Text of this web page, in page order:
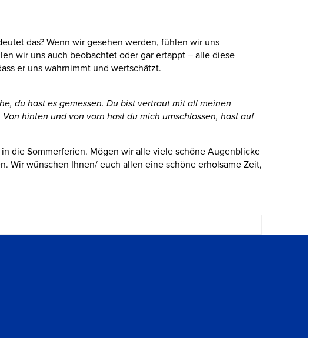
das? Wenn wir gesehen werden, fühlen wir uns
wir uns auch beobachtet oder gar ertappt – alle diese
er uns wahrnimmt und wertschätzt.
du hast es gemessen. Du bist vertraut mit all meinen
hinten und von vorn hast du mich umschlossen, hast auf
die Sommerferien. Mögen wir alle viele schöne Augenblicke
Wir wünschen Ihnen/ euch allen eine schöne erholsame Zeit,